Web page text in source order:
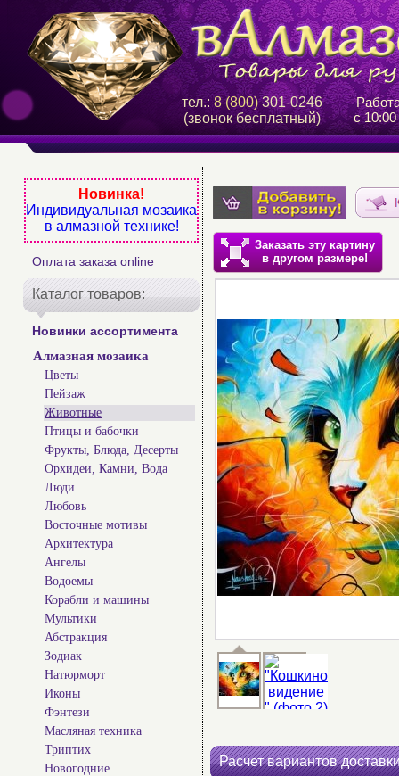
тел.:8 (800)301-0246
(звонок бесплатный)
с
Новинка!
Индивидуальная мозаика
в алмазной технике!
Оплата заказа online
Каталог товаров:
Новинки ассортимента
Алмазная мозаика
Цветы
Пейзаж
Животные
Птицы и бабочки
Фрукты, Блюда, Десерты
Орхидеи, Камни, Вода
Люди
Любовь
Восточные мотивы
Архитектура
Ангелы
Водоемы
Корабли и машины
Мультики
Абстракция
Зодиак
Натюрморт
Иконы
Фэнтези
Масляная техника
Триптих
Новогодние
Заказать эту картину
в другом размере!
Расчет вариантов